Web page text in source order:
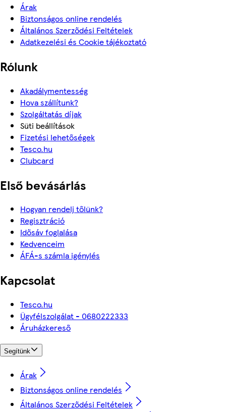
Árak
Biztonságos online rendelés
Általános Szerződési Feltételek
Adatkezelési és Cookie tájékoztató
Rólunk
Akadálymentesség
Hova szállítunk?
Szolgáltatás díjak
Süti beállítások
Fizetési lehetőségek
Tesco.hu
Clubcard
Első bevásárlás
Hogyan rendelj tőlünk?
Regisztráció
Idősáv foglalása
Kedvenceim
ÁFÁ-s számla igénylés
Kapcsolat
Tesco.hu
Ügyfélszolgálat - 0680222333
Áruházkereső
Segítünk
Árak
Biztonságos online rendelés
Általános Szerződési Feltételek